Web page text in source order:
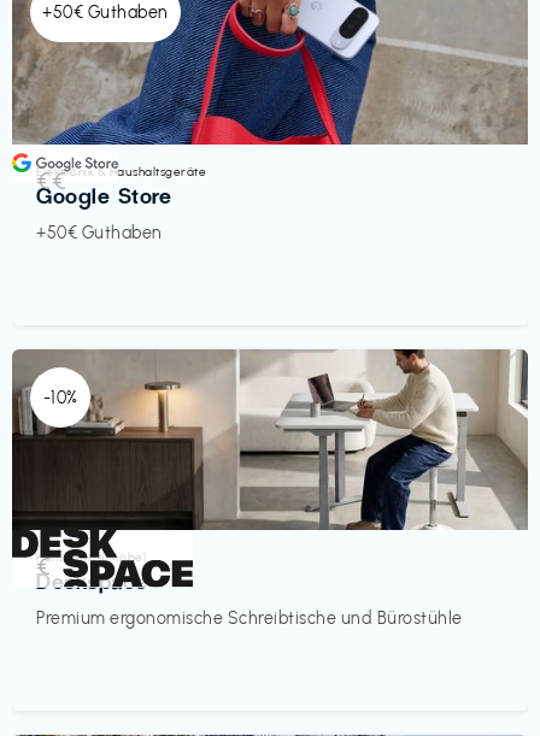
+50€ Guthaben
Elektronik & Haushaltsgeräte
Google Store
+50€ Guthaben
€€‎
-10%
Homeoffice Möbel
Deskspace
Premium ergonomische Schreibtische und Bürostühle
€‎